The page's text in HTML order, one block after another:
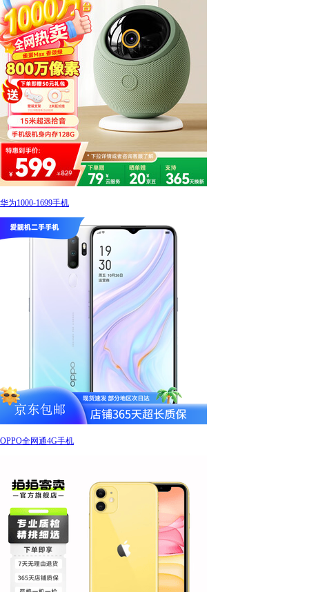
华为1000-1699手机
OPPO全网通4G手机